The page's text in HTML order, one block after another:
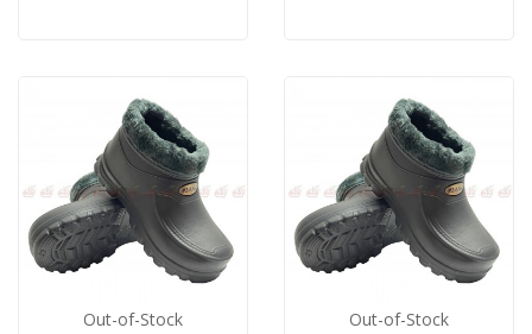
Out-of-Stock Out-of-Stock